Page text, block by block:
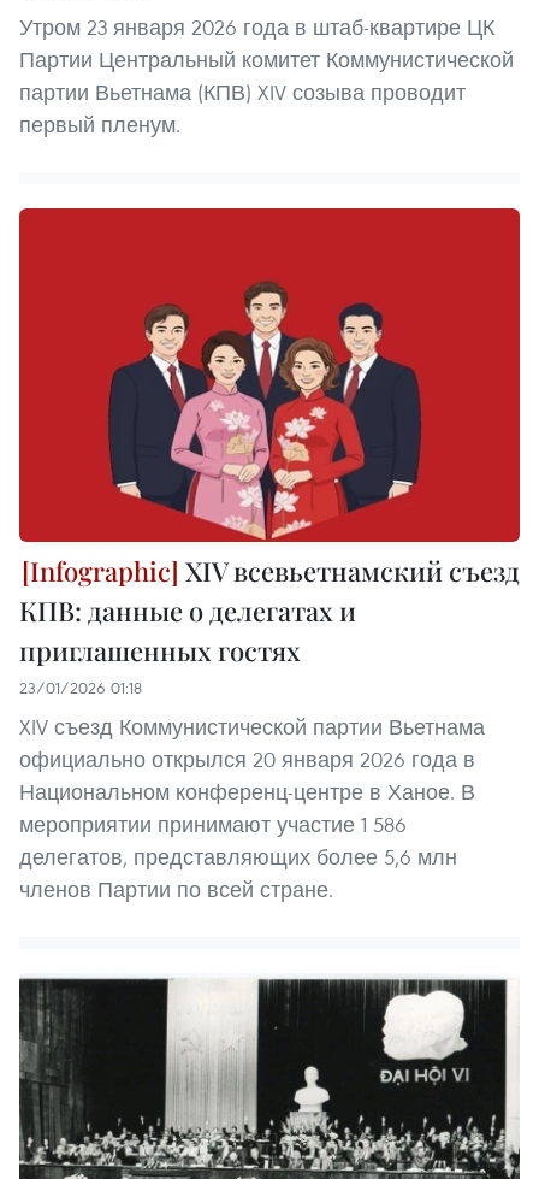
Утром 23 января 2026 года в штаб-квартире ЦК
Партии Центральный комитет Коммунистической
партии Вьетнама (КПВ) XIV созыва проводит
первый пленум.
XIV всевьетнамский съезд
КПВ: данные о делегатах и
приглашенных гостях
23/01/2026 01:18
XIV съезд Коммунистической партии Вьетнама
официально открылся 20 января 2026 года в
Национальном конференц-центре в Ханое. В
мероприятии принимают участие 1 586
делегатов, представляющих более 5,6 млн
членов Партии по всей стране.